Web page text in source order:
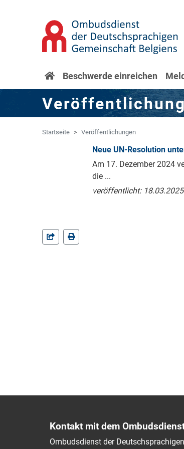
Zur Navigation springen
Startseite
Beschwerde einreichen
Startseite Veröffentlichungen
Neue UN-Resolution
Am 17. Dezember 2024
die ...
veröffentlicht: 18.03.2025
Kontakt mit dem
Ombudsdienst der